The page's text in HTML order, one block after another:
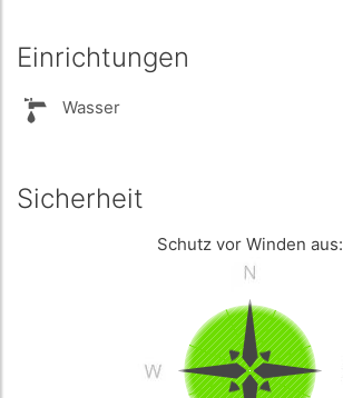
Einrichtungen
Wasser
Sicherheit
Schutz vor Winden aus: